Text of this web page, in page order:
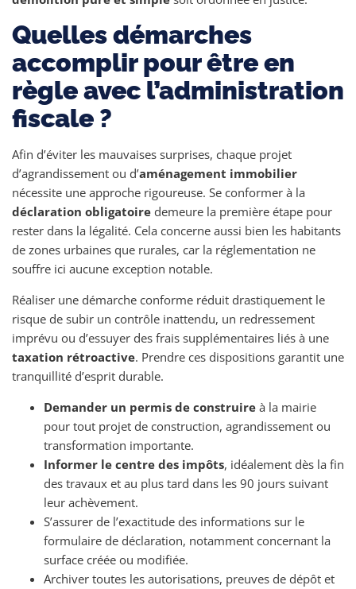
Quelles démarches
accomplir pour être en
règle avec l’administration
fiscale ?
Afin d’éviter les mauvaises surprises, chaque projet
d’agrandissement ou d’aménagement immobilier
nécessite une approche rigoureuse. Se conformer à la
déclaration obligatoire demeure la première étape pour
rester dans la légalité. Cela concerne aussi bien les habitants
de zones urbaines que rurales, car la réglementation ne
souffre ici aucune exception notable.
Réaliser une démarche conforme réduit drastiquement le
risque de subir un contrôle inattendu, un redressement
imprévu ou d’essuyer des frais supplémentaires liés à une
taxation rétroactive. Prendre ces dispositions garantit une
tranquillité d’esprit durable.
Demander un permis de construire à la mairie
pour tout projet de construction, agrandissement ou
transformation importante.
Informer le centre des impôts, idéalement dès la fin
des travaux et au plus tard dans les 90 jours suivant
leur achèvement.
S’assurer de l’exactitude des informations sur le
formulaire de déclaration, notamment concernant la
surface créée ou modifiée.
Archiver toutes les autorisations, preuves de dépôt et